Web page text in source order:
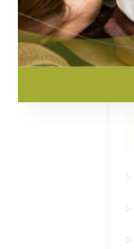
< 前のページ